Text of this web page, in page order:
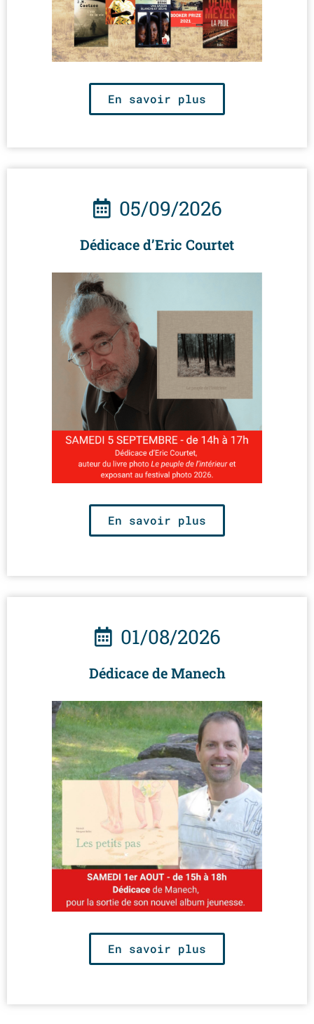
En savoir plus
05/09/2026
Dédicace d’Eric Courtet
En savoir plus
01/08/2026
Dédicace de Manech
En savoir plus